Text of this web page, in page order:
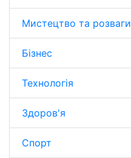
Мистецтво та розваги
Бізнес
Технологія
Здоров'я
Спорт